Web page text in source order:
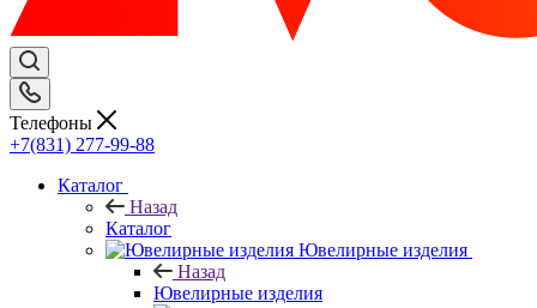
Телефоны
+7(831) 277-99-88
Каталог
Назад
Каталог
Ювелирные изделия
Назад
Ювелирные изделия